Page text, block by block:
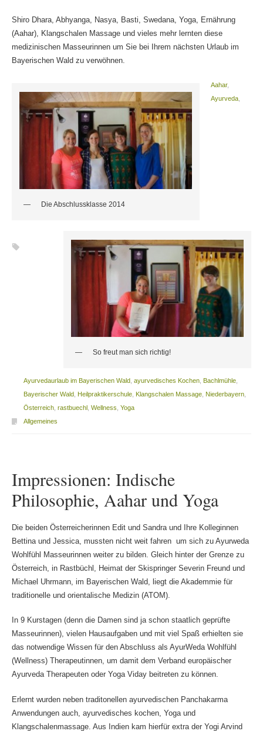
Shiro Dhara, Abhyanga, Nasya, Basti, Swedana, Yoga, Ernährung
(Aahar), Klangschalen Massage und vieles mehr lernten diese
medizinischen Masseurinnen um Sie bei Ihrem nächsten Urlaub im
Bayerischen Wald zu verwöhnen.
Die Abschlussklasse 2014
So freut man sich richtig!
Aahar,
Ayurveda,
Ayurvedaurlaub im Bayerischen Wald, ayurvedisches Kochen, Bachlmühle,
Bayerischer Wald, Heilpraktikerschule, Klangschalen Massage, Niederbayern,
Österreich, rastbuechl, Wellness Yoga
Allgemeines
Impressionen: Indische
Philosophie, Aahar und Yoga
Die beiden Österreicherinnen Edit und Sandra und Ihre Kolleginnen
Bettina und Jessica, mussten nicht weit fahren um sich zu Ayurweda
Wohlfühl Masseurinnen weiter zu bilden. Gleich hinter der Grenze zu
Österreich, in Rastbüchl, Heimat der Skispringer Severin Freund und
Michael Uhrmann, im Bayerischen Wald, liegt die Akademmie für
traditionelle und orientalische Medizin (ATOM).
In 9 Kurstagen (denn die Damen sind ja schon staatlich geprüfte
Masseurinnen), vielen Hausaufgaben und mit viel Spaß erhielten sie
das notwendige Wissen für den Abschluss als AyurWeda Wohlfühl
(Wellness) Therapeutinnen, um damit dem Verband europäischer
Ayurveda Therapeuten oder Yoga Viday beitreten zu können.
Erlernt wurden neben traditonellen ayurvedischen Panchakarma
Anwendungen auch, ayurvedisches kochen, Yoga und
Klangschalenmassage. Aus Indien kam hierfür extra der Yogi Arvind